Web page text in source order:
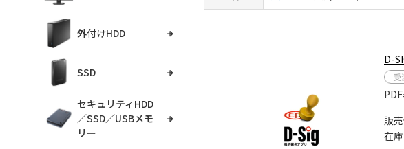
外付けHDD
SSD
セキュリティHDD
／SSD／USBメモ
リー
D-
販
在庫